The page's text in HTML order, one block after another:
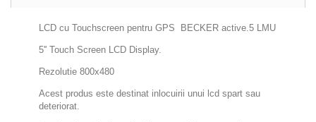
LCD cu Touchscreen pentru GPS BECKER active.5 LMU
5'' Touch Screen LCD Display.
Rezolutie 800x480
Acest produs este destinat inlocuirii unui lcd spart sau
deteriorat.